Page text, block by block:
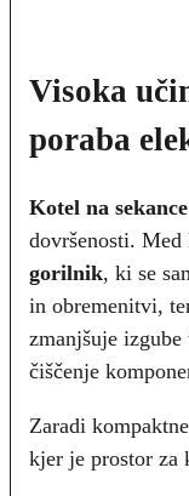
Visoka
poraba
Kotel na sekance
dovršenosti.
gorilnik, ki se
in obremenitvi,
zmanjšuje
čiščenje
Zaradi
kjer je prostor za